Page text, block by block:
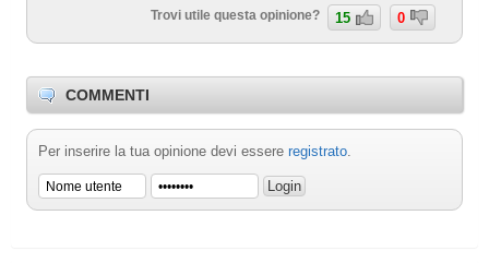
Trovi utile questa opinione? 15 0
COMMENTI
Per inserire la tua opinione devi essere registrato.